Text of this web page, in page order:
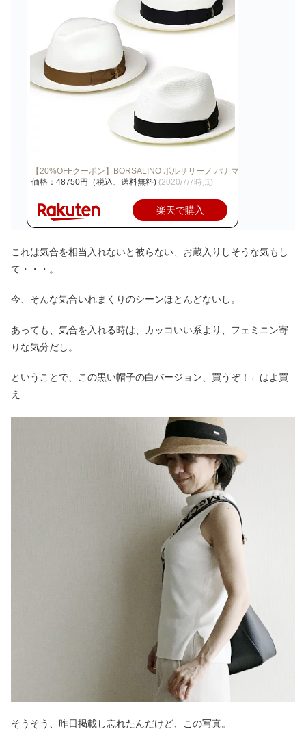
【20%OFFクーポン】BORSALINO ボルサリーノ パナマハット 1403…
価格：48750円（税込、送料無料) (2020/7/7時点)
楽天で購入
これは気合を相当入れないと被らない、お蔵入りしそうな気もし
て・・・。
今、そんな気合いれまくりのシーンほとんどないし。
あっても、気合を入れる時は、カッコいい系より、フェミニン寄
りな気分だし。
ということで、この黒い帽子の白バージョン、買うぞ！←はよ買
え
そうそう、昨日掲載し忘れたんだけど、この写真。